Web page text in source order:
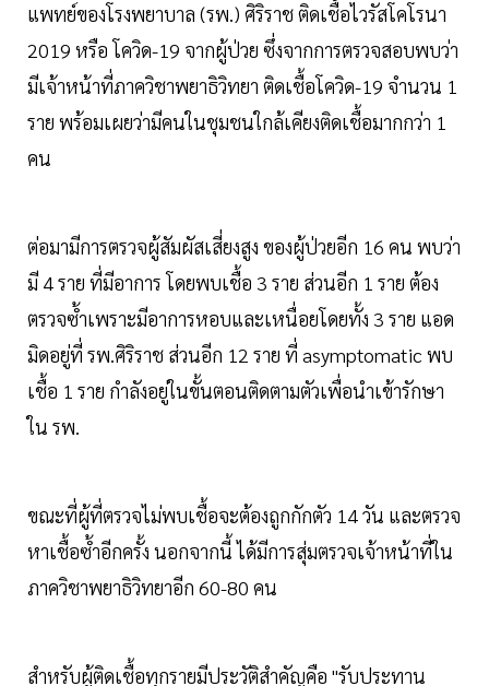
แพทย์ของโรงพยาบาล (รพ.) ศิริราช ติดเชื้อไวรัสโคโรนา
2019 หรือ โควิด-19 จากผู้ป่วย ซึ่งจากการตรวจสอบพบว่า
มีเจ้าหน้าที่ภาควิชาพยาธิวิทยา ติดเชื้อโควิด-19 จำนวน 1
ราย พร้อมเผยว่ามีคนในชุมชนใกล้เคียงติดเชื้อมากกว่า 1
คน
ต่อมามีการตรวจผู้สัมผัสเสี่ยงสูง ของผู้ป่วยอีก 16 คน พบว่า
มี 4 ราย ที่มีอาการ โดยพบเชื้อ 3 ราย ส่วนอีก 1 ราย ต้อง
ตรวจซ้ำเพราะมีอาการหอบและเหนื่อยโดยทั้ง 3 ราย แอด
มิดอยู่ที่ รพ.ศิริราช ส่วนอีก 12 ราย ที่ asymptomatic พบ
เชื้อ 1 ราย กำลังอยู่ในขั้นตอนติดตามตัวเพื่อนำเข้ารักษา
ใน รพ.
ขณะที่ผู้ที่ตรวจไม่พบเชื้อจะต้องถูกกักตัว 14 วัน และตรวจ
หาเชื้อซ้ำอีกครั้ง นอกจากนี้ ได้มีการสุ่มตรวจเจ้าหน้าที่ใน
ภาควิชาพยาธิวิทยาอีก 60-80 คน
สำหรับผู้ติดเชื้อทุกรายมีประวัติสำคัญคือ "รับประทาน